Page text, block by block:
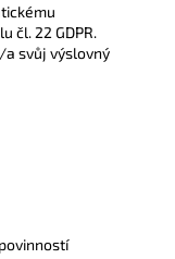
čl. 22 GDPR.
svůj výslovný